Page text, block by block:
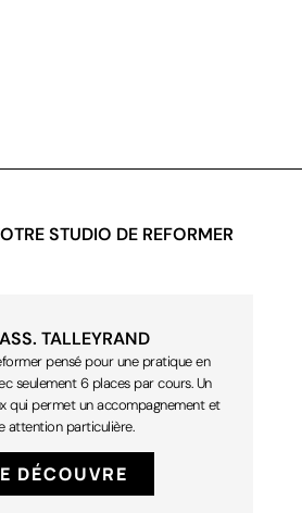
STUDIO DE REFORMER
TALLEYRAND
pensé pour une pratique en
seulement 6 places par cours. Un
qui permet un accompagnement et
attention particulière.
DÉCOUVRE